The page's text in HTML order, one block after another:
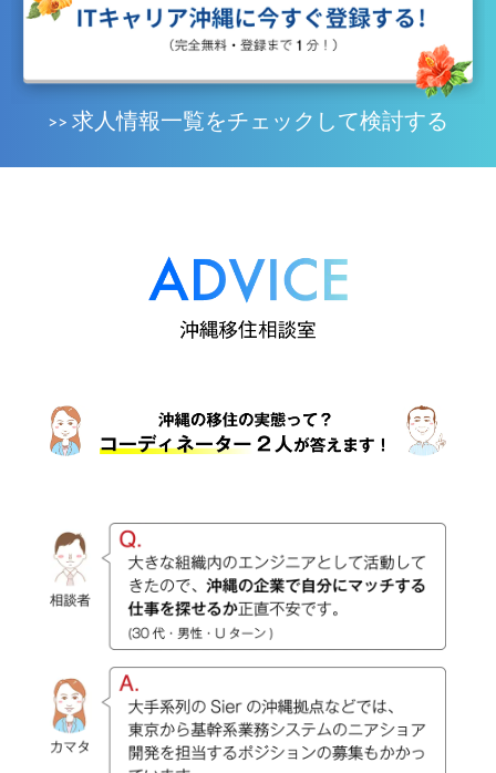
>> 求人情報一覧をチェックして検討する